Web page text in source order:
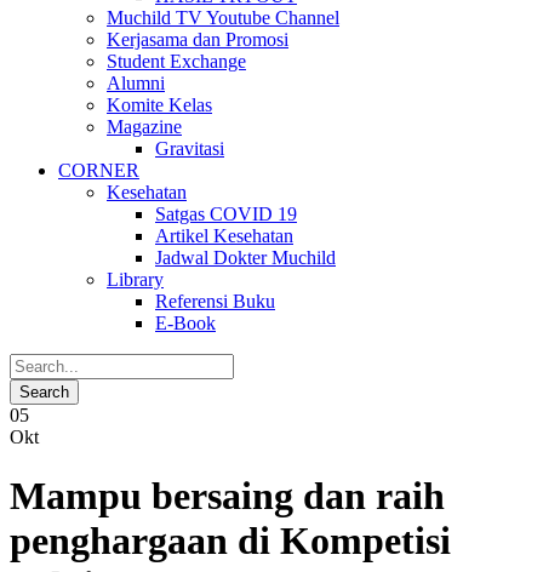
Muchild TV Youtube Channel
Kerjasama dan Promosi
Student Exchange
Alumni
Komite Kelas
Magazine
Gravitasi
CORNER
Kesehatan
Satgas COVID 19
Artikel Kesehatan
Jadwal Dokter Muchild
Library
Referensi Buku
E-Book
05
Okt
Mampu bersaing dan raih
penghargaan di Kompetisi